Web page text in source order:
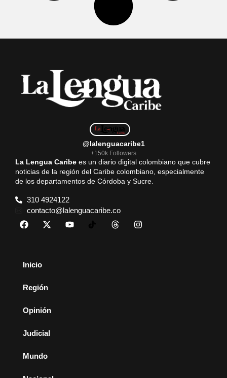
@lalenguacaribe1
+150k Followers
La Lengua Caribe es un diario digital colombiano que cubre
noticias de la región del Caribe colombiano, especialmente
de los departamentos de Córdoba y Sucre.
310 4924122
contacto@lalenguacaribe.co
Inicio
Región
Opinión
Judicial
Mundo